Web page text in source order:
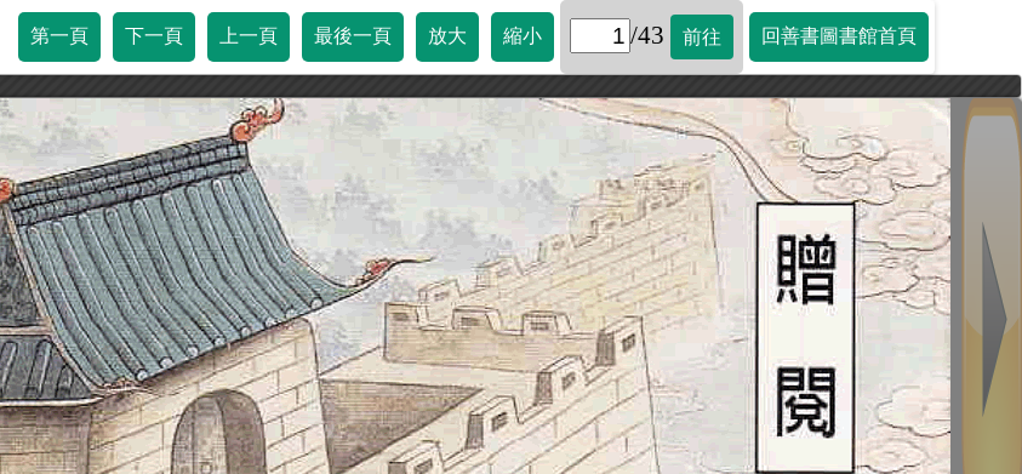
第一頁 下一頁 上一頁 最後一頁 放大 縮小 /43 前往 回善書圖書館首頁